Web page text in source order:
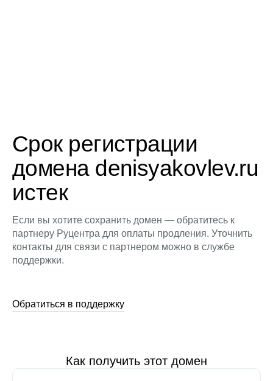
Срок регистрации
домена denisyakovlev.ru
истек
Если вы хотите сохранить домен — обратитесь к
партнеру Руцентра для оплаты продления. Уточнить
контакты для связи с партнером можно в службе
поддержки.
Обратиться в поддержку
Как получить этот домен